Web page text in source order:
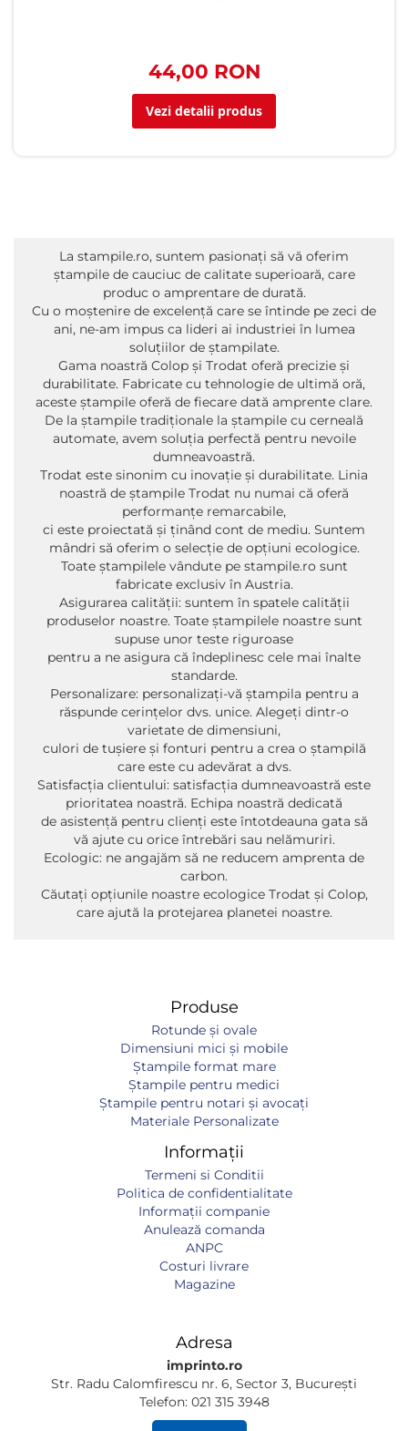
44,00 RON
Vezi detalii produs
La stampile.ro, suntem pasionați să vă oferim
ștampile de cauciuc de calitate superioară, care
produc o amprentare de durată.
Cu o moștenire de excelență care se întinde pe zeci de
ani, ne-am impus ca lideri ai industriei în lumea
soluțiilor de ștampilate.
Gama noastră Colop și Trodat oferă precizie și
durabilitate. Fabricate cu tehnologie de ultimă oră,
aceste ștampile oferă de fiecare dată amprente clare.
De la ștampile tradiționale la ștampile cu cerneală
automate, avem soluția perfectă pentru nevoile
dumneavoastră.
Trodat este sinonim cu inovație și durabilitate. Linia
noastră de ștampile Trodat nu numai că oferă
performanțe remarcabile,
ci este proiectată și ținând cont de mediu. Suntem
mândri să oferim o selecție de opțiuni ecologice.
Toate ștampilele vândute pe stampile.ro sunt
fabricate exclusiv în Austria.
Asigurarea calității: suntem în spatele calității
produselor noastre. Toate ștampilele noastre sunt
supuse unor teste riguroase
pentru a ne asigura că îndeplinesc cele mai înalte
standarde.
Personalizare: personalizați-vă ștampila pentru a
răspunde cerințelor dvs. unice. Alegeți dintr-o
varietate de dimensiuni,
culori de tușiere și fonturi pentru a crea o ștampilă
care este cu adevărat a dvs.
Satisfacția clientului: satisfacția dumneavoastră este
prioritatea noastră. Echipa noastră dedicată
de asistență pentru clienți este întotdeauna gata să
vă ajute cu orice întrebări sau nelămuriri.
Ecologic: ne angajăm să ne reducem amprenta de
carbon.
Căutați opțiunile noastre ecologice Trodat și Colop,
care ajută la protejarea planetei noastre.
Produse
Rotunde și ovale
Dimensiuni mici și mobile
Ștampile format mare
Ștampile pentru medici
Ștampile pentru notari și avocați
Materiale Personalizate
Informații
Termeni si Conditii
Politica de confidentialitate
Informaţii companie
Anulează comanda
ANPC
Costuri livrare
Magazine
Adresa
imprinto.ro
Str. Radu Calomfirescu nr. 6, Sector 3, București
Telefon: 021 315 3948